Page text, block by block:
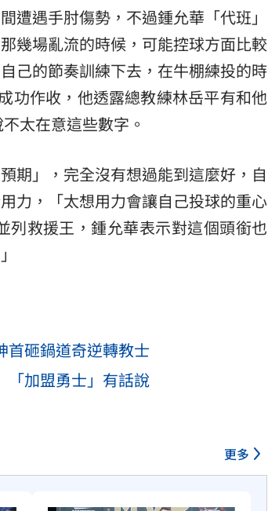
遭遇手肘傷勢，不過鍾允華「代班」
幾場亂流的時候，可能控球方面比較
己的節奏訓練下去，在牛棚練投的時
功作收，他透露總教練林岳平有和他
太在意這些數字。
期」，完全沒有想過能到這麼好，自
力，「太想用力會讓自己投球的重心
列救援王，鍾允華表示對這個頭銜也
砸鍋道奇逆轉教士
加盟勇士」有話說
更多